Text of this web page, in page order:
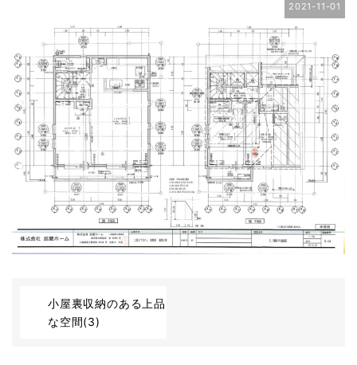
2021-11-01
小屋裏収納のある上品
な空間(3)